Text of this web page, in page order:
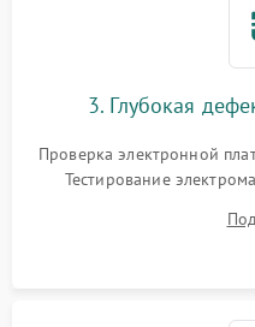
3. Глубокая
Проверка электронной
Тестирование
температуры и
жерновов кофемолки,